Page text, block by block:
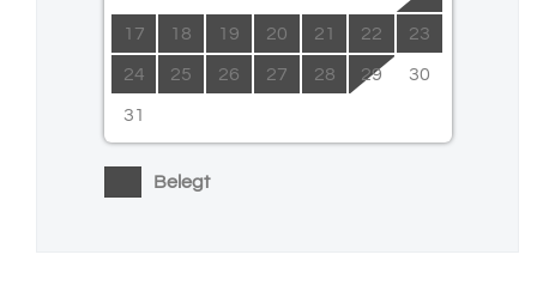
17 18 19 20 21 22 23
24 25 26 27 28 29 30
31
Belegt